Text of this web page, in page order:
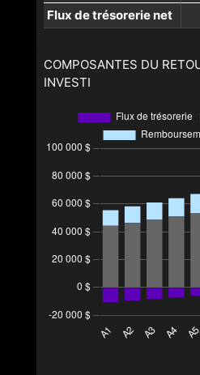
Flux de trésorerie net
COMPOSANTES DU
INVESTI